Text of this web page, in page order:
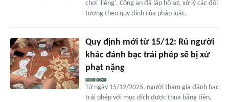
chơi 'liêng'. Công an đã lập hồ sơ, xử lý các đối
tượng theo quy định của pháp luật.
Quy định mới từ 15/12: Rủ người
khác đánh bạc trái phép sẽ bị xử
phạt nặng
Từ ngày 15/12/2025, người tham gia đánh bạc
trái phép với mục đích được thua bằng tiền,